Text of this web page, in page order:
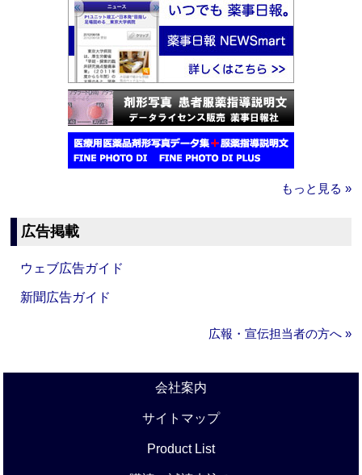
もっと見る »
広告掲載
ウェブ広告ガイド
新聞広告ガイド
広報・宣伝担当者の方へ »
会社案内
サイトマップ
Product List